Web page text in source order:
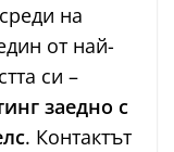
на
от най-
си –
заедно с
. Контактът